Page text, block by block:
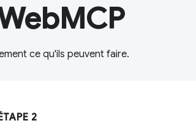
ce qu'ils peuvent faire.
2